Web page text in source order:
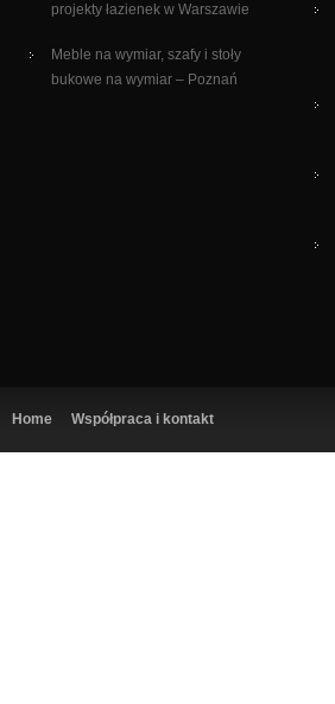
projekty łazienek w Warszawie
Meble na wymiar, szafy i stoły
bukowe na wymiar – Poznań
Home Współpraca i kontakt